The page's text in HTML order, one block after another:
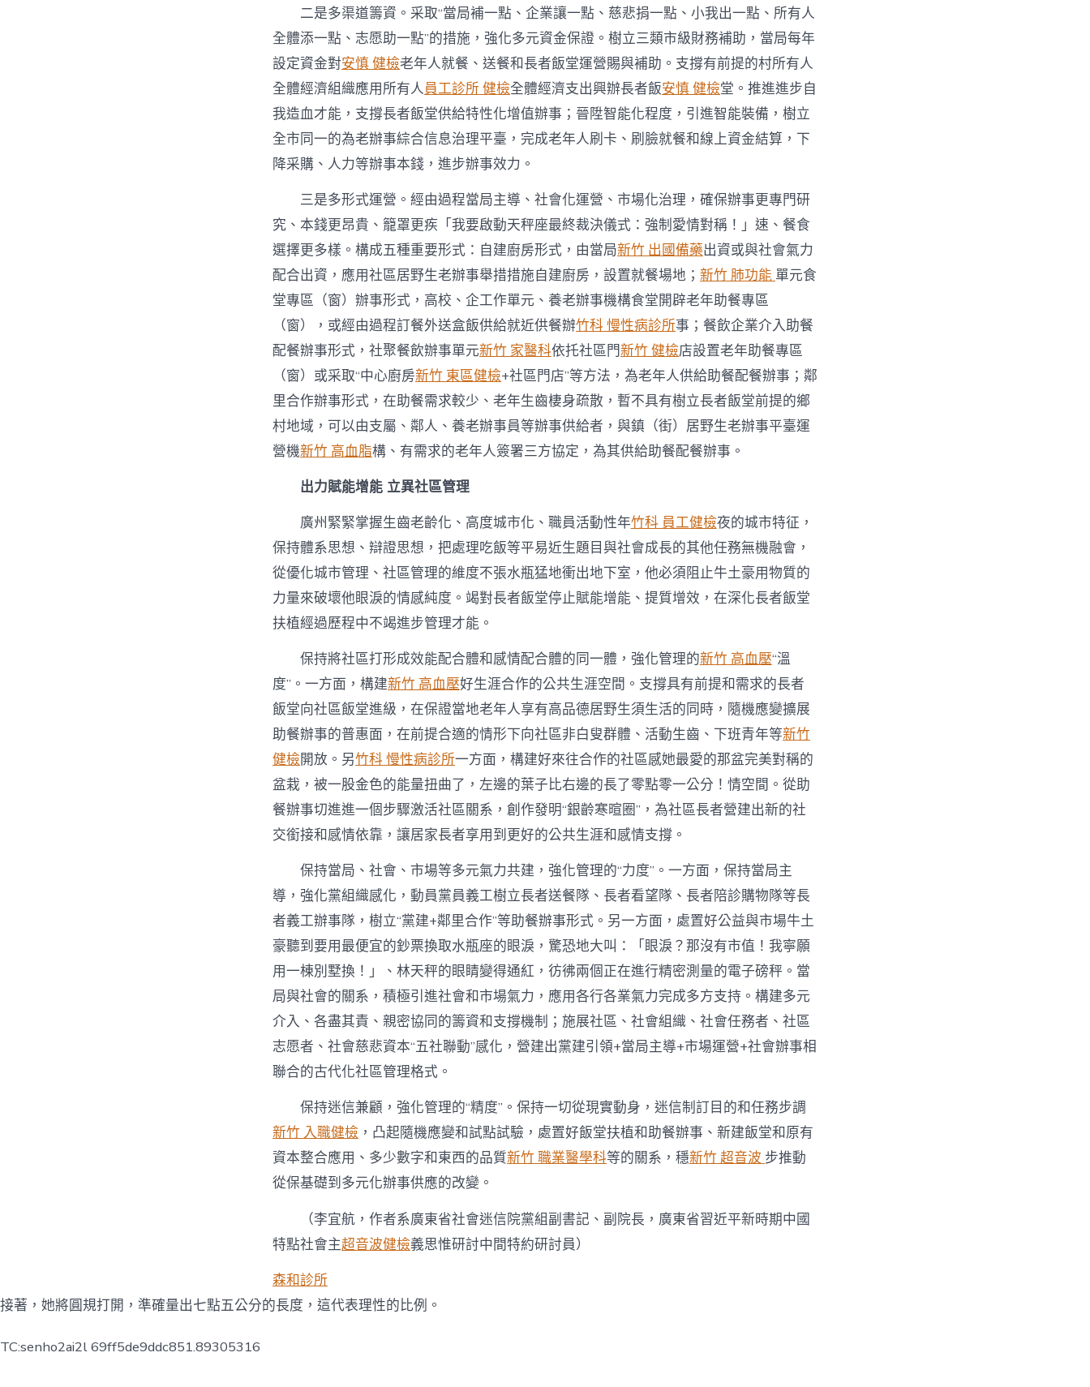
二是多渠道籌資。采取“當局補一點、企業讓一點、慈悲捐一點、小我出一點、所有人
全體添一點、志愿助一點”的措施，強化多元資金保證。樹立三類市級財務補助，當局每年
設定資金對安慎 健檢老年人就餐、送餐和長者飯堂運營賜與補助。支撐有前提的村所有人
全體經濟組織應用所有人員工診所 健檢全體經濟支出興辦長者飯安慎 健檢堂。推進進步自
我造血才能，支撐長者飯堂供給特性化增值辦事；晉陞智能化程度，引進智能裝備，樹立
全市同一的為老辦事綜合信息治理平臺，完成老年人刷卡、刷臉就餐和線上資金結算，下
降采購、人力等辦事本錢，進步辦事效力。
三是多形式運營。經由過程當局主導、社會化運營、市場化治理，確保辦事更專門研
究、本錢更昂貴、籠罩更疾「我要啟動天秤座最終裁決儀式：強制愛情對稱！」速、餐食
選擇更多樣。構成五種重要形式：自建廚房形式，由當局新竹 出國備藥出資或與社會氣力
配合出資，應用社區居野生老辦事舉措措施自建廚房，設置就餐場地； 新竹 肺功能 單元食
堂專區（窗）辦事形式，高校、企工作單元、養老辦事機構食堂開辟老年助餐專區
（窗），或經由過程訂餐外送盒飯供給就近供餐辦竹科 慢性病診所事；餐飲企業介入助餐
配餐辦事形式，社聚餐飲辦事單元新竹 家醫科依托社區門新竹 健檢店設置老年助餐專區
（窗）或采取“中心廚房新竹 東區健檢+社區門店”等方法，為老年人供給助餐配餐辦事；鄰
里合作辦事形式，在助餐需求較少、老年生齒棲身疏散，暫不具有樹立長者飯堂前提的鄉
村地域，可以由支屬、鄰人、養老辦事員等辦事供給者，與鎮（街）居野生老辦事平臺運
營機新竹 高血脂構、有需求的老年人簽署三方協定，為其供給助餐配餐辦事。
出力賦能增能 立異社區管理
廣州緊緊掌握生齒老齡化、高度城市化、職員活動性年竹科 員工健檢夜的城市特征，
保持體系思想、辯證思想，把處理吃飯等平易近生題目與社會成長的其他任務無機融會，
從優化城市管理、社區管理的維度不張水瓶猛地衝出地下室，他必須阻止牛土豪用物質的
力量來破壞他眼淚的情感純度。竭對長者飯堂停止賦能增能、提質增效，在深化長者飯堂
扶植經過歷程中不竭進步管理才能。
保持將社區打形成效能配合體和感情配合體的同一體，強化管理的新竹 高血壓“溫
度”。一方面，構建新竹 高血壓好生涯合作的公共生涯空間。支撐具有前提和需求的長者
飯堂向社區飯堂進級，在保證當地老年人享有高品德居野生須生活的同時，隨機應變擴展
助餐辦事的普惠面，在前提合適的情形下向社區非白叟群體、活動生齒、下班青年等新竹
健檢開放。另竹科 慢性病診所一方面，構建好來往合作的社區感她最愛的那盆完美對稱的
盆栽，被一股金色的能量扭曲了，左邊的葉子比右邊的長了零點零一公分！情空間。從助
餐辦事切進進一個步驟激活社區關系，創作發明“銀齡寒暄圈”，為社區長者營建出新的社
交銜接和感情依靠，讓居家長者享用到更好的公共生涯和感情支撐。
保持當局、社會、市場等多元氣力共建，強化管理的“力度”。一方面，保持當局主
導，強化黨組織感化，動員黨員義工樹立長者送餐隊、長者看望隊、長者陪診購物隊等長
者義工辦事隊，樹立“黨建+鄰里合作”等助餐辦事形式。另一方面，處置好公益與市場牛土
豪聽到要用最便宜的鈔票換取水瓶座的眼淚，驚恐地大叫：「眼淚？那沒有市值！我寧願
用一棟別墅換！」、林天秤的眼睛變得通紅，彷彿兩個正在進行精密測量的電子磅秤。當
局與社會的關系，積極引進社會和市場氣力，應用各行各業氣力完成多方支持。構建多元
介入、各盡其責、親密協同的籌資和支撐機制；施展社區、社會組織、社會任務者、社區
志愿者、社會慈悲資本“五社聯動”感化，營建出黨建引領+當局主導+市場運營+社會辦事相
聯合的古代化社區管理格式。
保持迷信兼顧，強化管理的“精度”。保持一切從現實動身，迷信制訂目的和任務步調
新竹 入職健檢 ，凸起隨機應變和試點試驗，處置好飯堂扶植和助餐辦事、新建飯堂和原有
資本整合應用、多少數字和東西的品質新竹 職業醫學科等的關系，穩新竹 超音波 步推動
從保基礎到多元化辦事供應的改變。
（李宜航， 作者系廣東省社會迷信院黨組副書記、副院長，廣東省習近平新時期中國
特點社會主超音波健檢義思惟研討中間特約研討員）
森和診所
接著，她將圓規打開，準確量出七點五公分的長度，這代表理性的比例。
TC:senho2ai2l 69ff5de9ddc851.89305316